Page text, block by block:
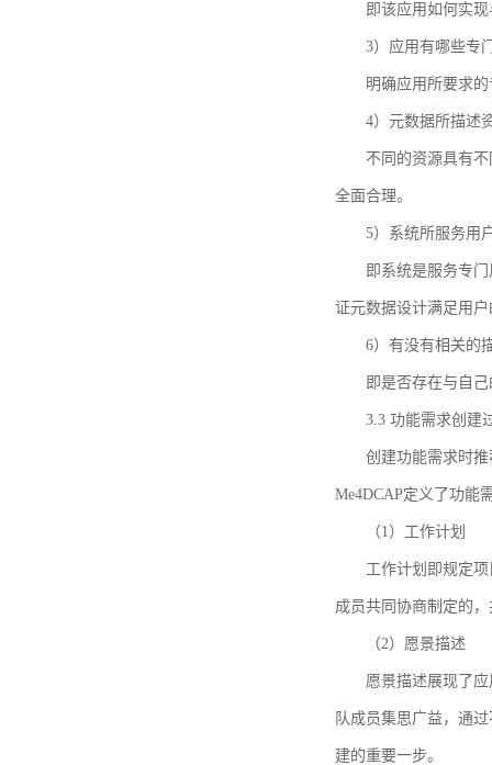
即该应用如何实
3）应用有哪些专
明确应用所要求
4）元数据所描述
不同的资源具有
全面合理。
5）系统所服务用
即系统是服务专
证元数据设计满足用
6）有没有相关的
即是否存在与自
3.3 功能需求创建
创建功能需求时推
Me4DCAP定义了功能
（1）工作计划
工作计划即规定
成员共同协商制定的
（2）愿景描述
愿景描述展现了
队成员集思广益，通
建的重要一步。